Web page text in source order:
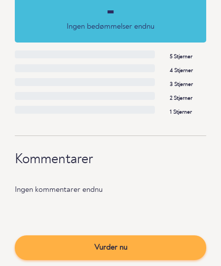
-
Ingen bedømmelser endnu
5 Stjerner
4 Stjerner
3 Stjerner
2 Stjerner
1 Stjerner
Kommentarer
Ingen kommentarer endnu
Vurder nu